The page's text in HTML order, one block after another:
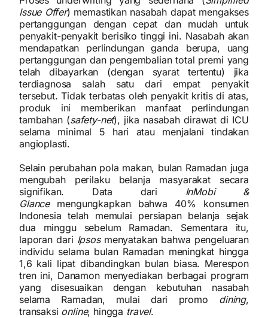
Issue Offer) memastikan nasabah dapat mengakses
pertanggungan dengan cepat dan mudah untuk
penyakit-penyakit berisiko tinggi ini. Nasabah akan
mendapatkan perlindungan ganda berupa, uang
pertanggungan dan pengembalian total premi yang
telah dibayarkan (dengan syarat tertentu) jika
terdiagnosa salah satu dari empat penyakit
tersebut. Tidak terbatas oleh penyakit kritis di atas,
produk ini memberikan manfaat perlindungan
tambahan (safety-net), jika nasabah dirawat di ICU
selama minimal 5 hari atau menjalani tindakan
angioplasti.
Selain perubahan pola makan, bulan Ramadan juga
mengubah perilaku belanja masyarakat secara
signifikan. Data dari InMobi &
Glancemengungkapkan bahwa 40% konsumen
Indonesia telah memulai persiapan belanja sejak
dua minggu sebelum Ramadan. Sementara itu,
laporan dari Ipsosmenyatakan bahwa pengeluaran
individu selama bulan Ramadan meningkat hingga
1,6 kali lipat dibandingkan bulan biasa. Merespon
tren ini, Danamon menyediakan berbagai program
yang disesuaikan dengan kebutuhan nasabah
selama Ramadan, mulai dari promo dining,
transaksi online, hingga travel.